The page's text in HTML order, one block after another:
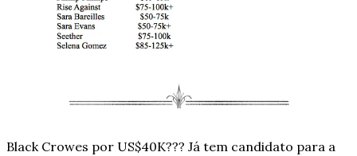
Black Crowes por US$40K??? Já tem candidato para a